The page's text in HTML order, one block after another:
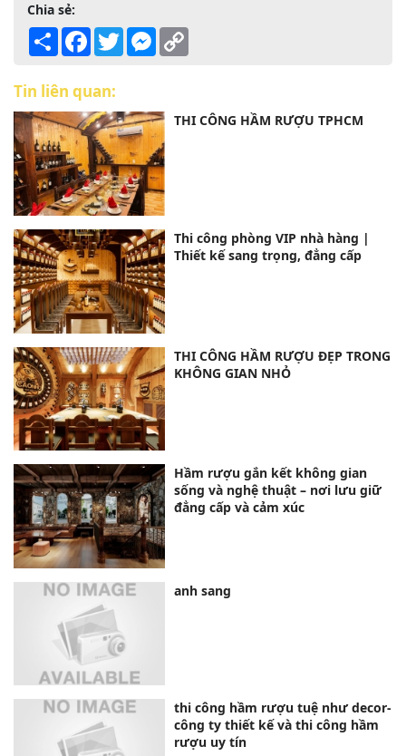
Chia sẻ:
Share Facebook
TwitterMessenger
Tin liên quan:
THI CÔNG HẦM RƯỢU TPHCM
Thi công phòng VIP nhà hàng |
Thiết kế sang trọng, đẳng cấp
THI CÔNG HẦM RƯỢU ĐẸP TRONG
KHÔNG GIAN NHỎ
Hầm rượu gắn kết không gian
sống và nghệ thuật – nơi lưu giữ
đẳng cấp và cảm xúc
anh sang
thi công hầm rượu tuệ như decor-
công ty thiết kế và thi công hầm
rượu uy tín